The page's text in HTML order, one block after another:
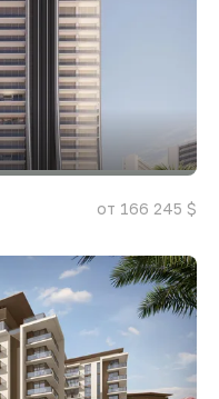
от 166 245 $